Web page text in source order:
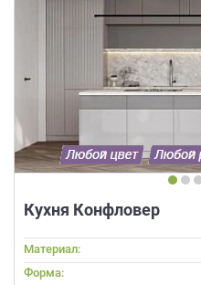
Кухня Конфловер
Материал:
Форма: